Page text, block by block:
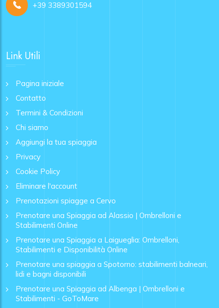
+39 3389301594
Link Utili
Pagina iniziale
Contatto
Termini & Condizioni
Chi siamo
Aggiungi la tua spiaggia
Privacy
Cookie Policy
Eliminare l'account
Prenotazioni spiagge a Cervo
Prenotare una Spiaggia ad Alassio | Ombrelloni e
Stabilimenti Online
Prenotare una Spiaggia a Laigueglia: Ombrelloni,
Stabilimenti e Disponibilità Online
Prenotare una spiaggia a Spotorno: stabilimenti balneari,
lidi e bagni disponibili
Prenotare una Spiaggia ad Albenga | Ombrelloni e
Stabilimenti - GoToMare